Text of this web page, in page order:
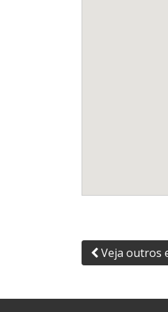
Veja outros